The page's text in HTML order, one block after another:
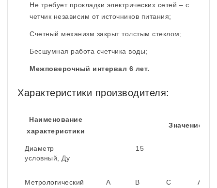
Не требует прокладки электрических сетей – с
четчик независим от источников питания;
Cчетный механизм закрыт толстым стеклом;
Бесшумная работа счетчика воды;
Межповерочный интервал 6 лет.
Характеристики производителя:
Наименование
характеристики
Значение
Диаметр
условный, Ду
15
Метрологический
A B С A